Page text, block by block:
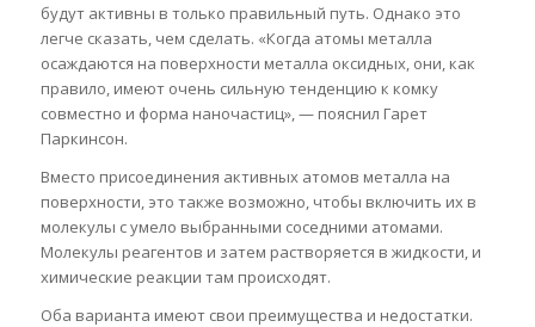
будут активны в только правильный путь. Однако это
легче сказать, чем сделать. «Когда атомы металла
осаждаются на поверхности металла оксидных, они, как
правило, имеют очень сильную тенденцию к комку
совместно и форма наночастиц», — пояснил Гарет
Паркинсон.
Вместо присоединения активных атомов металла на
поверхности, это также возможно, чтобы включить их в
молекулы с умело выбранными соседними атомами.
Молекулы реагентов и затем растворяется в жидкости, и
химические реакции там происходят.
Оба варианта имеют свои преимущества и недостатки.